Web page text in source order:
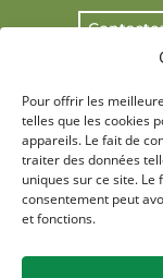
Pour offrir les
telles que les cookies
appareils. Le fait de
traiter des données
uniques sur ce site.
consentement peut
et fonctions.